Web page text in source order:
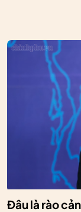
Đâu là rào